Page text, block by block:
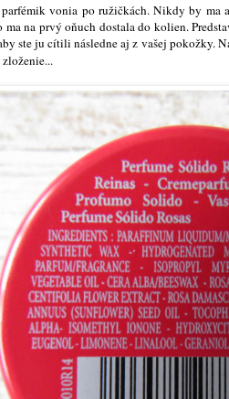
vonia po ružičkách. Nikdy by ma
ma na prvý oňuch dostala do kolien.
ste ju cítili následne aj z vašej pokožky.